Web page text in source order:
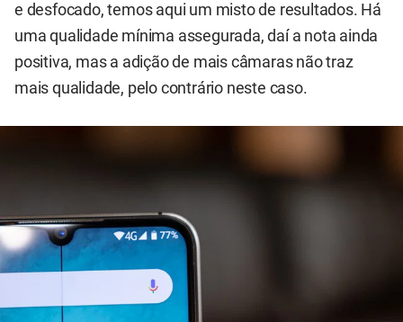
e desfocado, temos aqui um misto de resultados. Há
uma qualidade mínima assegurada, daí a nota ainda
positiva, mas a adição de mais câmaras não traz
mais qualidade, pelo contrário neste caso.